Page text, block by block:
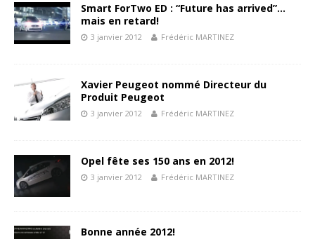
Smart ForTwo ED : “Future has arrived”…
mais en retard!
3 janvier 2012 Frédéric MARTINEZ
Xavier Peugeot nommé Directeur du
Produit Peugeot
3 janvier 2012 Frédéric MARTINEZ
Opel fête ses 150 ans en 2012!
3 janvier 2012 Frédéric MARTINEZ
Bonne année 2012!